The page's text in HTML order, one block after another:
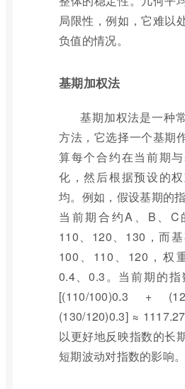
局限性，例如，它难以
负值的情况。
基期加权法
基期加权法是一种
方法，它选择一个基期
算每个合约在当前期
化，然后根据预设的
均。例如，假设基期的
当前期合约A、B、C
110、120、130，而
100、110、120，权
0.4、0.3。当前期的
[(110/100)0.3 +
(130/120)0.3] ≈
以更好地反映指数的长
短期波动对指数的影响。